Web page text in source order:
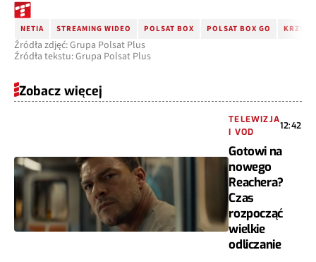
NETIA STREAMING WIDEO POLSAT BOX POLSAT BOX GO
Źródła zdjęć: Grupa Polsat Plus
Źródła tekstu: Grupa Polsat Plus
Zobacz więcej
TELEWIZJA
I VOD
12:42
Gotowi na
nowego
Reachera?
Czas
rozpocząć
wielkie
odliczanie